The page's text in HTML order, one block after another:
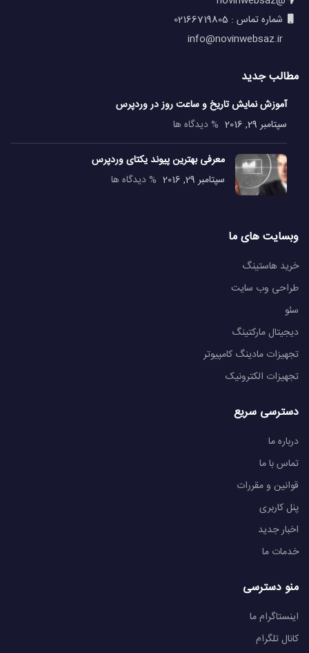
شماره تماس : 02166719805
مطالب جدید
آموزش نمایش تاریخ و ساعت روز در وردپرس
سپتامبر 29, 2016
% دیدگاه ها
معرفی بهترین پیوند یکتای وردپرس
سپتامبر 29, 2016
% دیدگاه ها
وبسایت های ما
خرید هاستینگ
طراحی وب سایت
سئو
دیجیتال مارکتینگ
تجهیزات مادینگ کامپیوتر
تجهیزات الکترونیک
دسترسی سریع
درباره ما
تماس با ما
قوانین و مقررات
پنل کاربری
اخبار جدید
خدمات ما
منو دسترسی
اینستاگرام ما
کانال تلگرام